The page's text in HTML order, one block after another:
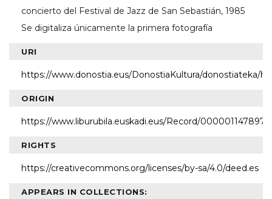
concierto del Festival de Jazz de San Sebastián, 1985
Se digitaliza únicamente la primera fotografía
URI
https://www.donostia.eus/DonostiaKultura/donostiateka/
ORIGIN
https://www.liburubila.euskadi.eus/Record/000001147897
RIGHTS
https://creativecommons.org/licenses/by-sa/4.0/deed.es
APPEARS IN COLLECTIONS: